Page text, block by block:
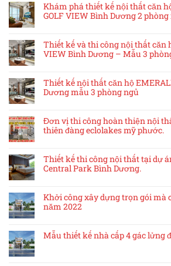
Khám phá thiết kế nội thất căn
GOLF VIEW Bình Dương 2
Thiết kế và thi công nội thất căn
VIEW Bình Dương – Mẫu 3
Thiết kế nội thất căn hộ
Dương mẫu 3 phòng ngủ
Đơn vị thi công hoàn thiện nội
thiên đàng eclolakes mỹ phước.
Thiết kế thi công nội thất tại dự
Central Park Bình Dương.
Khởi công xây dựng trọn gói mà
năm 2022
Mẫu thiết kế nhà cấp 4 gác lửng